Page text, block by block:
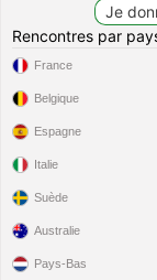
Rencontres par
France
Belgique
Espagne
Italie
Suède
Australie
Pays-Bas